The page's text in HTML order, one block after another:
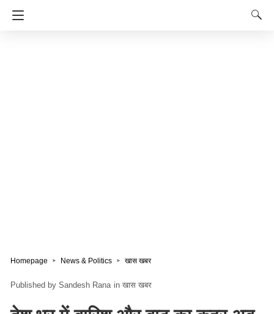
Homepage News & Politics खास खबर
Sandesh Rana in खास खबर